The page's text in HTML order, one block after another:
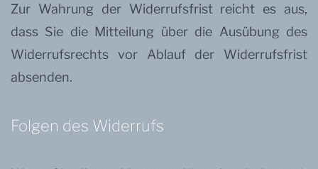
Zur Wahrung der Widerrufsfrist reicht es aus,
dass Sie die Mitteilung über die Ausübung des
Widerrufsrechts vor Ablauf der Widerrufsfrist
absenden.
Folgen des Widerrufs